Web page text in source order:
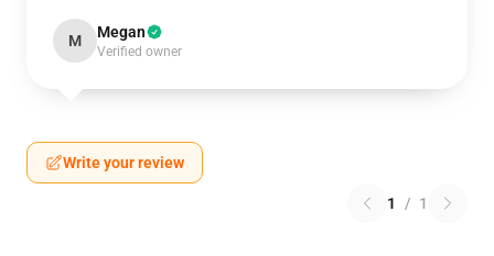
M Megan
Verified owner
Write your review
1 / 1